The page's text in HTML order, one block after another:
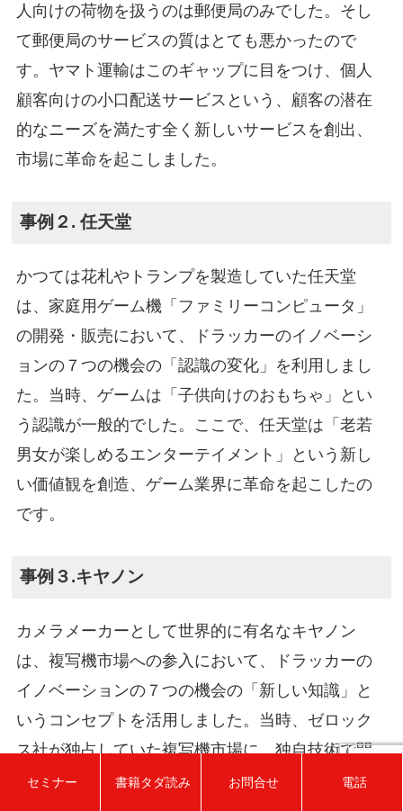
人向けの荷物を扱うのは郵便局のみでした。そし
て郵便局のサービスの質はとても悪かったので
す。ヤマト運輸はこのギャップに目をつけ、個人
顧客向けの小口配送サービスという、顧客の潜在
的なニーズを満たす全く新しいサービスを創出、
市場に革命を起こしました。
事例２. 任天堂
かつては花札やトランプを製造していた任天堂
は、家庭用ゲーム機「ファミリーコンピュータ」
の開発・販売において、ドラッカーのイノベーシ
ョンの７つの機会の「認識の変化」を利用しまし
た。当時、ゲームは「子供向けのおもちゃ」とい
う認識が一般的でした。ここで、任天堂は「老若
男女が楽しめるエンターテイメント」という新し
い価値観を創造、ゲーム業界に革命を起こしたの
です。
事例３.キヤノン
カメラメーカーとして世界的に有名なキヤノン
は、複写機市場への参入において、ドラッカーの
イノベーションの７つの機会の「新しい知識」と
いうコンセプトを活用しました。当時、ゼロック
ス社が独占していた複写機市場に、独自技術で開
発した低価格の複写機を投入、市場に大きな変化
セミナー 書籍タダ読み お問合せ 電話